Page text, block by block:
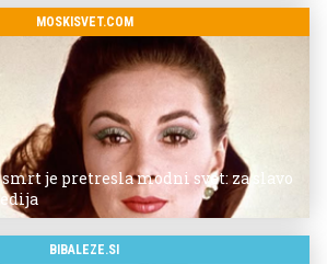
MOSKISVET.COM
je pretresla modni svet: za slavo
BIBALEZE.SI